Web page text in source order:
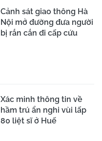
Cảnh sát giao thông Hà
Nội mở đường đưa người
bị rắn cắn đi cấp cứu
Xác minh thông tin về
hầm trú ẩn nghi vùi lấp
80 liệt sĩ ở Huế